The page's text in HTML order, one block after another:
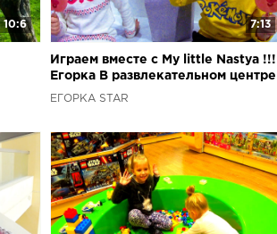
10:6 7:13
Играем вместе с My little Nastya !!!
Егорка В развлекательном центре
!!!
ЕГОРКА STAR